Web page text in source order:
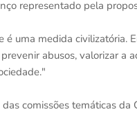
representado pela
uma medida civilizatória.
abusos, valorizar a
comissões temáticas